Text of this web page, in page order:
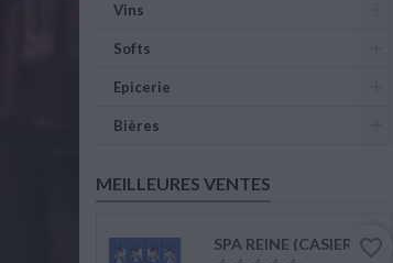
Vins
Softs
Epicerie
Bières
MEILLEURES VENTES
SPA REINE (CASIER DE 12 X 1L)
favorite_border